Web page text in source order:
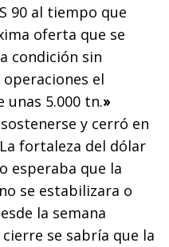
90 al tiempo que
oferta que se
condición sin
el
unas 5.000 tn.»
y cerró en
fortaleza del dólar
esperaba que la
se estabilizara o
la semana
se sabría que la